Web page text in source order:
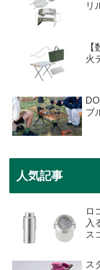
リ
火
ブ
人気記事
ロ
入
ス
ス